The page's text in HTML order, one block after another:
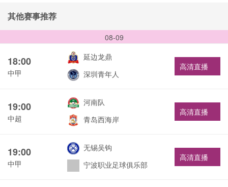
其他赛事推荐
08-09
18:00
中甲
延边龙鼎
深圳青年人
高清直播
19:00
中超
河南队
青岛西海岸
高清直播
19:00
中甲
无锡吴钩
宁波职业足球俱乐部
高清直播